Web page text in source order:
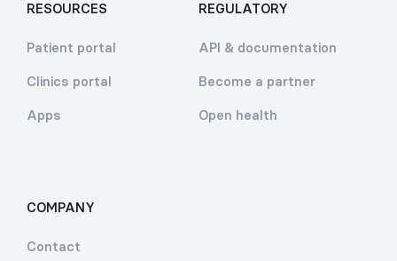
RESOURCES
Patient portal
Clinics portal
Apps
REGULATORY
API & documentation
Become a partner
Open health
COMPANY
Contact